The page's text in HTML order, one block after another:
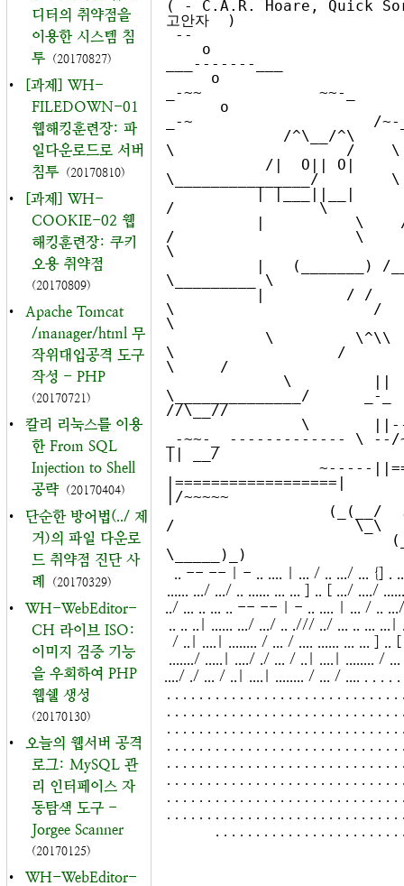
디터의 취약점을
이용한 시스템 침
투 (20170827)
•
[과제] WH-
FILEDOWN-01
웹해킹훈련장: 파
일다운로드로 서버
침투 (20170810)
•
[과제] WH-
COOKIE-02 웹
해킹훈련장: 쿠키
오용 취약점
(20170809)
•
Apache Tomcat
/manager/html 무
작위대입공격 도구
작성 - PHP
(20170721)
•
칼리 리눅스를 이용
한 From SQL
Injection to Shell
공략 (20170404)
•
단순한 방어법(../ 제
거)의 파일 다운로
드 취약점 진단 사
례
(20170329)
•
WH-WebEditor-
CH 라이브 ISO:
이미지 검증 기능
을 우회하여 PHP
웹쉘 생성
(20170130)
•
오늘의 웹서버 공격
로그: MySQL 관
리 인터페이스 자
동탐색 도구 -
Jorgee Scanner
(20170125)
•
WH-WebEditor-
( - C.A.R. Hoare, Quick
고안자  )
___-------___
     o
_-~~             ~~-_
      o
_-~                    /~-
             /^\__/^\         /~
\                   /    \
\_______________/        \
          | |___||__|      /
/                \
/                    \
\
\_________ \
          |         / /
\                      /
\
\                  /
\     /
\______________/      _-_
//\__//
               \       ||------
_-~~-_ ------------- \ --/
|| __/
                 ~-----||====/~
|==================|
|/~~~~~
                  (_(__/  ./
/                    \_\
                         (_(___/
.. -- -- | - .. .... | ... / .. .../ ... {] .
...... .../ .../ .. ...... ... ... ] .. [ .../ ..../
../ ... .. ... .. -- -- | - .. .... | ... / ..
.. .. ..| ...... .../ .../ .. ./// ../ ... .. ... ...|
/ ..| ....| ........ / ... / .... ...... ... ... ] ..
......./ .....| ..../ ./ ... / ..| ....| ........ /
..../ ./ ... / ..| ....| ........ / ... / .... . . . . .
. . . . . . . . . . . . . . . . . . . . . . . . . . . . .
. . . . . . . . . . . . . . . . . . . . . . . . . . . . .
. . . . . . . . . . . . . . . . . . . . . . . . . . . . .
. . . . . . . . . . . . . . . . . . . . . . . . . . . . .
. . . . . . . . . . . . . . . . . . . . . . . . . . . . .
. . . . . . . . . . . . . . . . . . . . . . . . . . . . .
. . . . . . . . . . . . . . . . . . . . . . . . . . . . .
. . . . . . . . . . . . . . . . . . . . . . . . . . . . .
. . . . . . . . . . . . . . . . . . . . . . .